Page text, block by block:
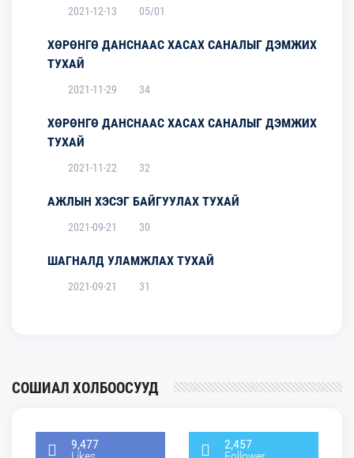
2021-12-13 05/01
ХӨРӨНГӨ ДАНСНААС ХАСАХ САНАЛЫГ ДЭМЖИХ
ТУХАЙ
2021-11-29 34
ХӨРӨНГӨ ДАНСНААС ХАСАХ САНАЛЫГ ДЭМЖИХ
ТУХАЙ
2021-11-22 32
АЖЛЫН ХЭСЭГ БАЙГУУЛАХ ТУХАЙ
2021-09-21 30
ШАГНАЛД УЛАМЖЛАХ ТУХАЙ
2021-09-21 31
СОШИАЛ ХОЛБООСУУД
9,477 2,457